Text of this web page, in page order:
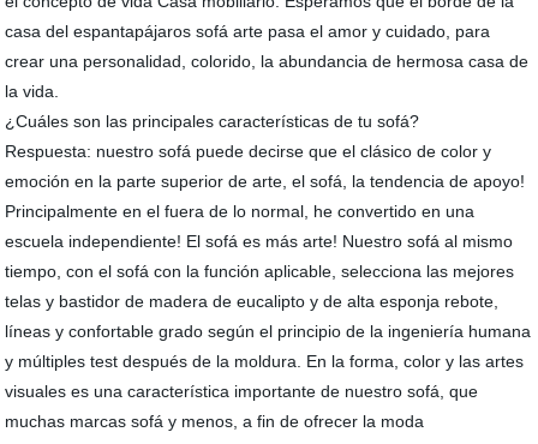
casa del espantapájaros sofá arte pasa el amor y cuidado, para
crear una personalidad, colorido, la abundancia de hermosa casa de
la vida.
¿Cuáles son las principales características de tu sofá?
Respuesta: nuestro sofá puede decirse que el clásico de color y
emoción en la parte superior de arte, el sofá, la tendencia de apoyo!
Principalmente en el fuera de lo normal, he convertido en una
escuela independiente! El sofá es más arte! Nuestro sofá al mismo
tiempo, con el sofá con la función aplicable, selecciona las mejores
telas y bastidor de madera de eucalipto y de alta esponja rebote,
líneas y confortable grado según el principio de la ingeniería humana
y múltiples test después de la moldura. En la forma, color y las artes
visuales es una característica importante de nuestro sofá, que
muchas marcas sofá y menos, a fin de ofrecer la moda